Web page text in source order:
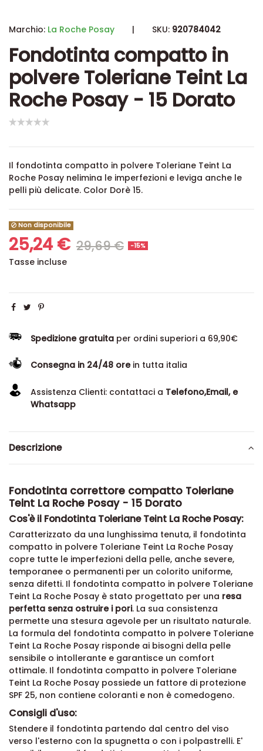
Marchio: La Roche Posay | SKU: 920784042
Fondotinta compatto in
polvere Toleriane Teint La
Roche Posay - 15 Dorato
Il fondotinta compatto in polvere Toleriane Teint La
Roche Posay nelimina le imperfezioni e leviga anche le
pelli più delicate. Color Dorè 15.
Non disponibile
25,24 € 29,69 € -15%
Tasse incluse
Spedizione gratuita per ordini superiori a 69,90€
Consegna in 24/48 orein tutta italia
Assistenza Clienti: contattaci a Telefono,Email, e
Whatsapp
Descrizione
Fondotinta correttore compatto Toleriane
Teint La Roche Posay - 15 Dorato
Cos'è il Fondotinta Toleriane Teint La Roche Posay:
Caratterizzato da una lunghissima tenuta, il fondotinta
compatto in polvere Toleriane Teint La Roche Posay
copre tutte le imperfezioni della pelle, anche severe,
temporanee o permanenti per un colorito uniforme,
senza difetti. Il fondotinta compatto in polvere Toleriane
Teint La Roche Posay è stato progettato per una resa
perfetta senza ostruire i pori. La sua consistenza
permette una stesura agevole per un risultato naturale.
La formula del fondotinta compatto in polvere Toleriane
Teint La Roche Posay risponde ai bisogni della pelle
sensibile o intollerante e garantisce un comfort
ottimale. Il fondotinta compatto in polvere Toleriane
Teint La Roche Posay possiede un fattore di protezione
SPF 25, non contiene coloranti e non è comedogeno.
Consigli d'uso:
Stendere il fondotinta partendo dal centro del viso
verso l'esterno con la spugnetta o con i polpastrelli. E'